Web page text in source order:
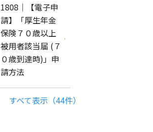
1808｜【電子申
請】「厚生年金
保険７０歳以上
被用者該当届 (７
０歳到達時)」申
請方法
すべて表示（44件）